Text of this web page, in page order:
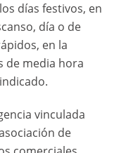
días festivos, en
día o de
en la
de media hora
vinculada
de